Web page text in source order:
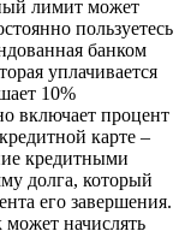
лимит может
пользуетесь
банком
уплачивается
10%
включает процент
карте –
кредитными
долга, который
его завершения.
начислять